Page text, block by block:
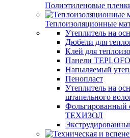
Полиэтиленовые
Теплоизоляционные
Утеплитель на
Дюбели для
Клей для
Панели
Напыляемый
Пенопласт
Утеплитель на
штапельного
Фольгированный
ТЕХИЗОЛ